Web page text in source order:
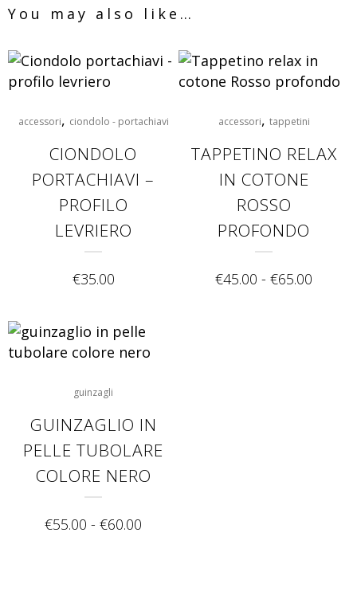
You may also like…
accessori, ciondolo - portachiavi
CIONDOLO
PORTACHIAVI –
PROFILO
LEVRIERO
€35.00
accessori, tappetini
TAPPETINO RELAX
IN COTONE
ROSSO
PROFONDO
€45.00 - €65.00
guinzagli
GUINZAGLIO IN
PELLE TUBOLARE
COLORE NERO
€55.00 - €60.00